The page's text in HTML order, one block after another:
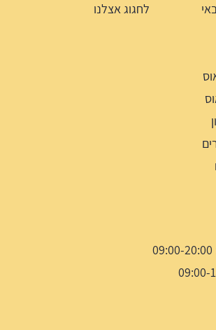
לחגוג אצלנו